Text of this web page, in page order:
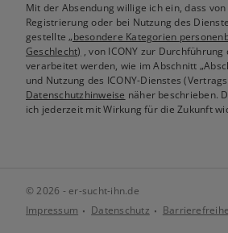
Mit der Absendung willige ich ein, dass
Registrierung oder bei Nutzung des
gestellte„besondere Kategorien
Geschlecht) , von ICONY zur Durchführung
verarbeitet werden, wie im Abschnitt
und Nutzung des ICONY-Dienstes
Datenschutzhinweise näher beschrieben.
ich jederzeit mit Wirkung für die Zukunft
© 2026 - er-sucht-ihn.de
Impressum
Datenschutz